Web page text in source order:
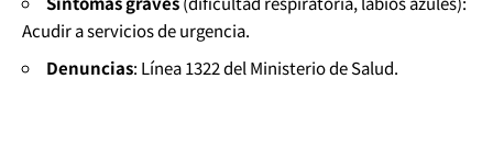
Acudir a servicios de urgencia.
Denuncias: Línea 1322 del Ministerio de Salud.